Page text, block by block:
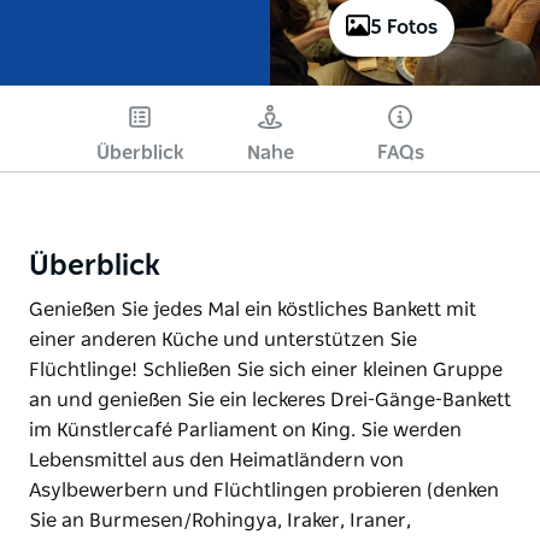
5 Fotos
Überblick Nahe FAQs
Überblick
Genießen Sie jedes Mal ein köstliches Bankett mit
einer anderen Küche und unterstützen Sie
Flüchtlinge! Schließen Sie sich einer kleinen Gruppe
an und genießen Sie ein leckeres Drei-Gänge-Bankett
im Künstlercafé Parliament on King. Sie werden
Lebensmittel aus den Heimatländern von
Asylbewerbern und Flüchtlingen probieren (denken
Sie an Burmesen/Rohingya, Iraker, Iraner,